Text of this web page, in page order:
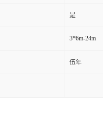
是
3*6m-24m
伍年